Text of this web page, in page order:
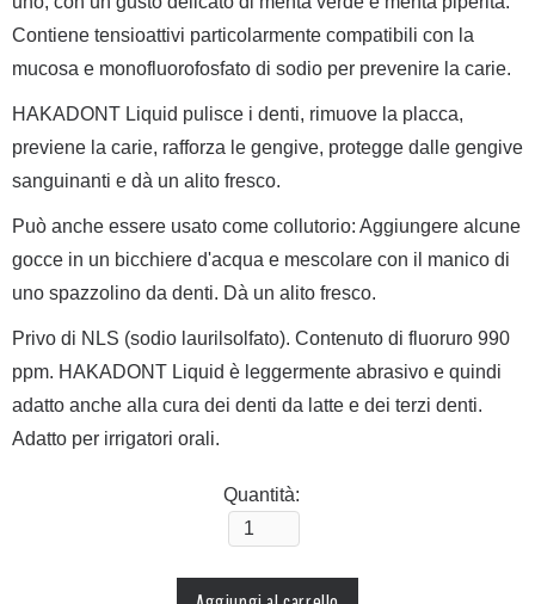
Contiene tensioattivi particolarmente compatibili con la
mucosa e monofluorofosfato di sodio per prevenire la carie.
HAKADONT Liquid pulisce i denti, rimuove la placca,
previene la carie, rafforza le gengive, protegge dalle gengive
sanguinanti e dà un alito fresco.
Può anche essere usato come collutorio: Aggiungere alcune
gocce in un bicchiere d'acqua e mescolare con il manico di
uno spazzolino da denti. Dà un alito fresco.
Privo di NLS (sodio laurilsolfato). Contenuto di fluoruro 990
ppm. HAKADONT Liquid è leggermente abrasivo e quindi
adatto anche alla cura dei denti da latte e dei terzi denti.
Adatto per irrigatori orali.
Quantità: